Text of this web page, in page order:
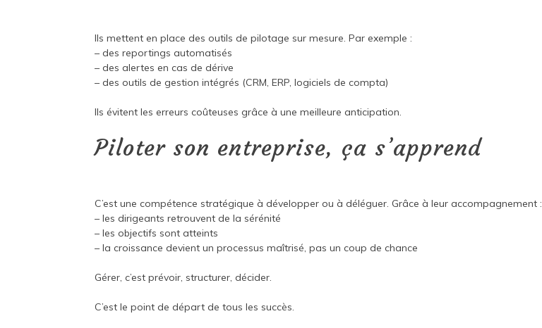
Ils mettent en place des outils de pilotage sur mesure. Par exemple :
– des reportings automatisés
– des alertes en cas de dérive
– des outils de gestion intégrés (CRM, ERP, logiciels de compta)
Ils évitent les erreurs coûteuses grâce à une meilleure anticipation.
Piloter son entreprise, ça s’apprend
C’est une compétence stratégique à développer ou à déléguer. Grâce à leur accompagnement :
– les dirigeants retrouvent de la sérénité
– les objectifs sont atteints
– la croissance devient un processus maîtrisé, pas un coup de chance
Gérer, c’est prévoir, structurer, décider.
C’est le point de départ de tous les succès.